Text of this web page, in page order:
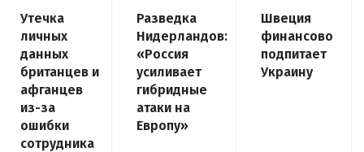
Утечка
личных
данных
британцев и
афганцев
из-за
ошибки
сотрудника
Разведка
Нидерландов:
«Россия
усиливает
гибридные
атаки на
Европу»
Швеция
финансово
подпитает
Украину